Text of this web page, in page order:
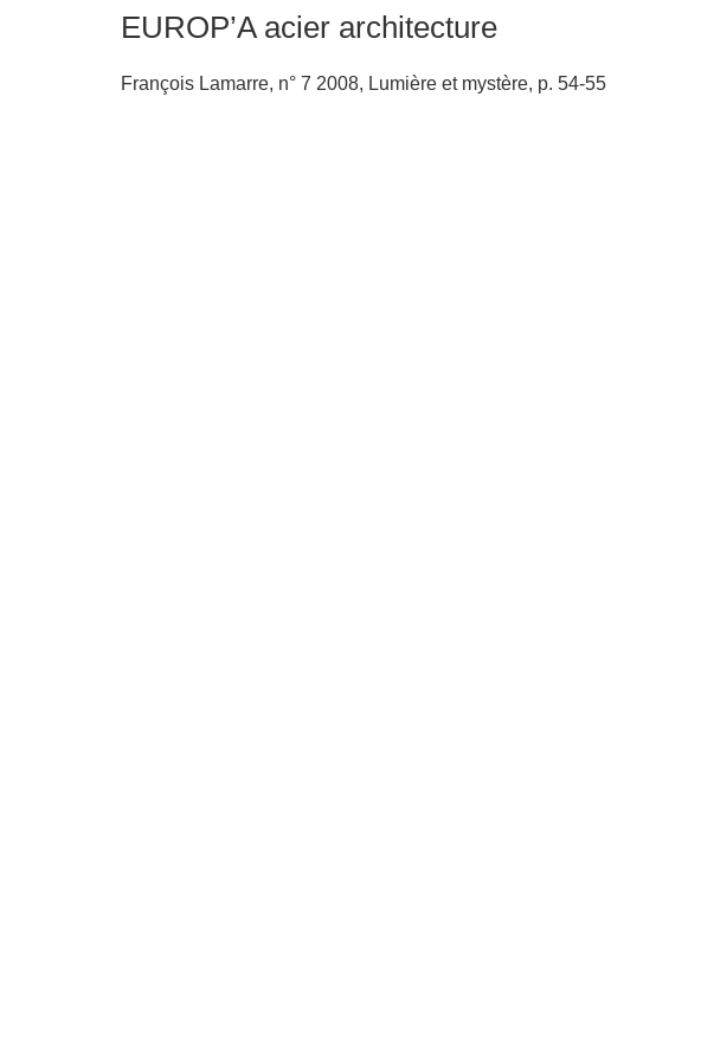
EUROP’A acier architecture
François Lamarre, n° 7 2008, Lumière et mystère, p. 54-55